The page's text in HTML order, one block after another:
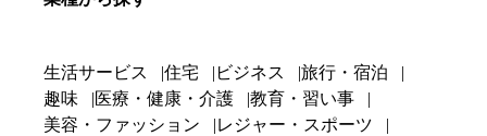
生活サービス 住宅 ビジネス
旅行・宿泊
趣味
医療・健康・介護
教育・習い事
美容・ファッション
レジャー・スポーツ